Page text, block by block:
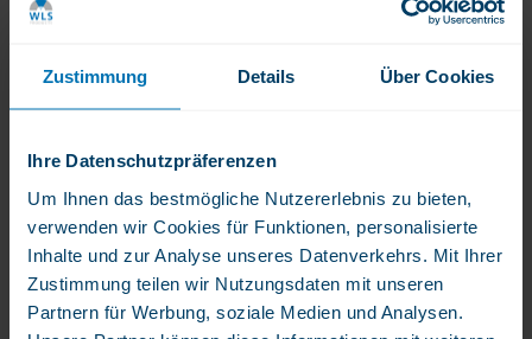
Zustimmung Details Über Cookies
Ihre Datenschutzpräferenzen
Um Ihnen das bestmögliche Nutzererlebnis zu bieten,
verwenden wir Cookies für Funktionen, personalisierte
Inhalte und zur Analyse unseres Datenverkehrs. Mit Ihrer
Zustimmung teilen wir Nutzungsdaten mit unseren
Partnern für Werbung, soziale Medien und Analysen.
Körper aufgenommen werden. Aber durch das
Molkenproteins einen besonders bitteren Geschmack.
Molkenproteinisolat
Molkenproteinisolat hat den höchsten Anteil an
Aminosäurenketten, die dafür sorgen, dass das
Muskelgewebe intakt bleibt und aufgebaut wird.
Molkenproteinisolat hat die perfekteste und idealste
Proteinstruktur (kurze Ketten und kleine, gut vom
Körper aufzunehmende Partikel) und genau im richtigen